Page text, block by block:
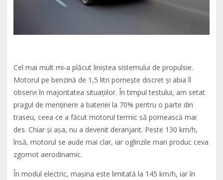
Cel mai mult mi-a plăcut liniștea sistemului de propulsie.
Motorul pe benzină de 1,5 litri pornește discret și abia îl
observi în majoritatea situațiilor. În timpul testului, am setat
pragul de menținere a bateriei la 70% pentru o parte din
traseu, ceea ce a făcut motorul termic să pornească mai
des. Chiar și așa, nu a devenit deranjant. Peste 130 km/h,
însă, motorul se aude mai clar, iar oglinzile mari produc ceva
zgomot aerodinamic.
În modul electric, mașina este limitată la 145 km/h, iar în